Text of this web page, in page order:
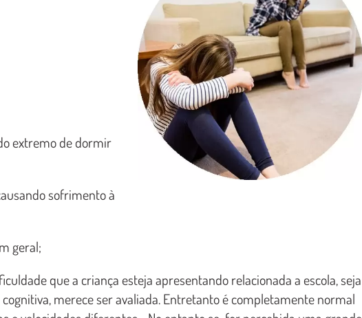
extremo de dormir
sofrimento à
geral;
que a criança esteja apresentando relacionada a escola, seja
merece ser avaliada. Entretanto é completamente normal